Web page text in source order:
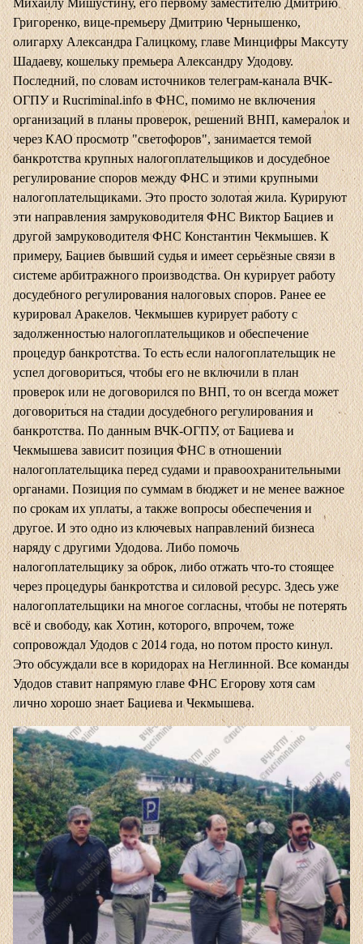
Михаилу Мишустину, его первому заместителю Дмитрию
Григоренко, вице-премьеру Дмитрию Чернышенко,
олигарху Александра Галицкому, главе Минцифры Максуту
Шадаеву, кошельку премьера Александру Удодову.
Последний, по словам источниковтелеграм-канала ВЧК-
ОГПУи Rucriminal.info в ФНС, помимо не включения
организаций в планы проверок, решений ВНП, камералок и
через КАО просмотр "светофоров", занимается темой
банкротства крупных налогоплательщиков и досудебное
регулирование споров между ФНС и этими крупными
налогоплательщиками. Это просто золотая жила. Курируют
эти направления замруководителя ФНС Виктор Бациев и
другой замруководителя ФНС Константин Чекмышев. К
примеру, Бациев бывший судья и имеет серьёзные связи в
системе арбитражного производства. Он курирует работу
досудебного регулирования налоговых споров. Ранее ее
курировал Аракелов. Чекмышев курирует работу с
задолженностью налогоплательщиков и обеспечение
процедур банкротства. То есть если налогоплательщик не
успел договориться, чтобы его не включили в план
проверок или не договорился по ВНП, то он всегда может
договориться на стадии досудебного регулирования и
банкротства. По даннымВЧК-ОГПУ, от Бациева и
Чекмышева зависит позиция ФНС в отношении
налогоплательщика перед судами и правоохранительными
органами. Позиция по суммам в бюджет и не менее важное
по срокам их уплаты, а также вопросы обеспечения и
другое. И это одно из ключевых направлений бизнеса
наряду с другими Удодова. Либо помочь
налогоплательщику за оброк, либо отжать что-то стоящее
через процедуры банкротства и силовой ресурс. Здесь уже
налогоплательщики на многое согласны, чтобы не потерять
всё и свободу, как Хотин, которого, впрочем, тоже
сопровождал Удодов с 2014 года, но потом просто кинул.
Это обсуждали все в коридорах на Неглинной. Все команды
Удодов ставит напрямую главе ФНС Егорову хотя сам
лично хорошо знает Бациева и Чекмышева.